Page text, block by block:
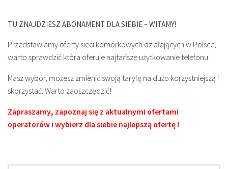
TU ZNAJDZIESZ ABONAMENT DLA SIEBIE – WITAMY!
Przedstawiamy oferty sieci komórkowych działających w Polsce,
warto sprawdzić która oferuje najtańsze użytkowanie telefonu.
Masz wybór, możesz zmienić swoją taryfę na dużo korzystniejszą i
skorzystać. Warto zaoszczędzić!
Zapraszamy, zapoznaj się z aktualnymi ofertami
operatorów i wybierz dla siebie najlepszą ofertę !